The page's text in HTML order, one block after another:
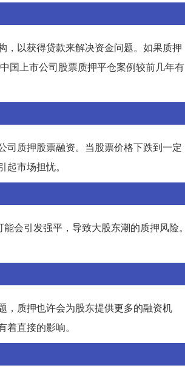
，以获得贷款来解决资金问题。如果质押
国上市公司股票质押平仓案例较前几年有
司质押股票融资。当股票价格下跌到一定
市场担忧。
会引发强平，导致大股东潮的质押风险。
，质押也许会为股东提供更多的融资机
直接的影响。